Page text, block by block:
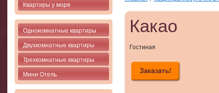
Квартиры у моря
Однокомнатные квартиры
Двухкомнатные квартиры
Трехкомнатные квартиры
Мини Отель
Какао
Гостиная